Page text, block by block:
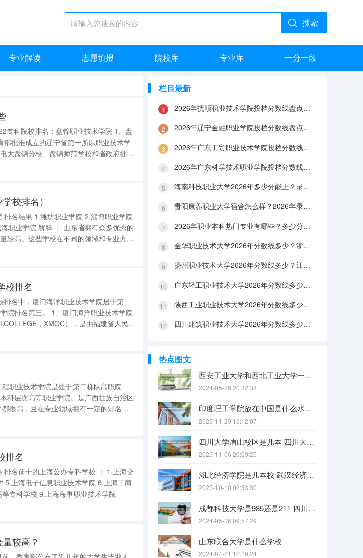
搜索
专业解读 志愿填报 院校库 专业库 一分一段
大盘锦分校、盘锦师范学校和省政府批准
任。2000年，盘锦市财贸职工中等专
校排名）
较高。这些学校在不同的领域和专业方面
展机
校排名
海洋职业技术学院
，XMOC），是由福建省人民政
等职业院校建设单位、福建省创新创业
职业技术学院是处于第二梯队高职院
科层次高等职业学院。是广西壮族自治区
很高，且在专业领域拥有一定的知名度
排名
外国语职业学院 7.上海旅游高等专科学校 8.上海医药高等专科学校 9.上海海事职业技术学院
较高？
栏目最新
2026年抚顺职业技术学院投档分数线盘点：录取分数、生活与就业指南
2026年辽宁金融职业学院投档分数线盘点：录取分数、生活与就业指南
2026年广东工贸职业技术学院投档分数线盘点：录取分数、生活与就业指南
2026年广东科学技术职业学院投档分数线盘点：录取分数、生活与就业指南
海南科技职业大学2026年多少分能上？录取分数线与生活成本解答
贵阳康养职业大学宿舍怎么样？2026年录取分数、费用及入学手续
2026年职业本科热门专业有哪些？多少分能上？绿牌专业有哪些？
金华职业技术大学2026年分数线多少？浙江考生563分能上吗？机械专业好就业吗？
扬州职业技术大学2026年分数线多少？江苏考生528分能上吗？医养照护好就业吗？
广东轻工职业技术大学2026年分数线多少？广东考生542分能上吗？
陕西工业职业技术大学2026年分数线多少？陕西考生355分能上吗？机械专业好就业吗？
四川建筑职业技术大学2026年分数线多少？四川考生510分能上吗？建筑专业好就业吗？
热点图文
西安工业大学和西北工业大学一样吗
2024-05-26 20:32:38
印度理工学院放在中国是什么水平？
2025-11-29 16:12:07
四川大学眉山校区是几本 四川大学锦江学院是几本？咋样？
2025-11-06 20:09:25
湖北经济学院是几本校 武汉经济学院是几本
2025-10-10 02:33:30
成都科技大学是985还是211 四川科技大学全国排名
2024-05-16 09:57:29
山东联合大学是什么学校
2024-04-21 12:19:24